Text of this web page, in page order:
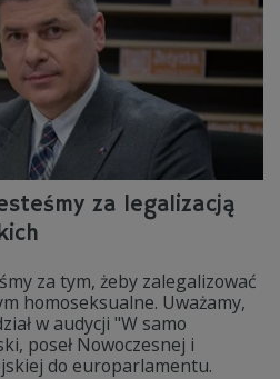
za legalizacją
za tym, żeby zalegalizować
homoseksualne. Uważamy,
w audycji "W samo
poseł Nowoczesnej i
do europarlamentu.